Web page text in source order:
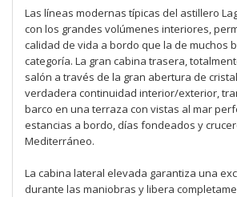
Las líneas modernas típicas del astillero
con los grandes volúmenes interiores,
calidad de vida a bordo que la de muchos
categoría. La gran cabina trasera,
salón a través de la gran abertura de
verdadera continuidad interior/exterior,
barco en una terraza con vistas al mar
estancias a bordo, días fondeados y
Mediterráneo.
La cabina lateral elevada garantiza una
durante las maniobras y libera